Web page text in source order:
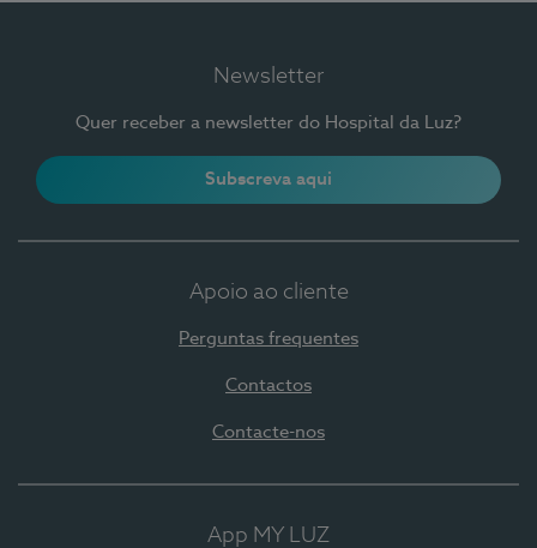
Newsletter
Quer receber a newsletter do Hospital da Luz?
Subscreva aqui
Apoio ao cliente
Perguntas frequentes
Contactos
Contacte-nos
App MY LUZ